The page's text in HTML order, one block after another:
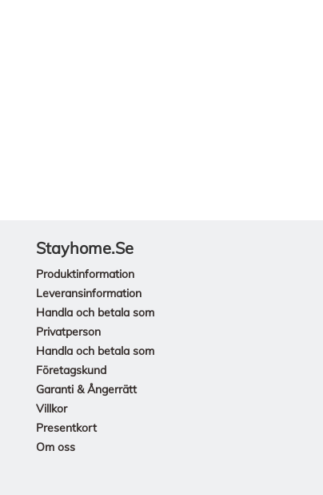
Stayhome.se
Produktinformation
Leveransinformation
Handla och betala som
Privatperson
Handla och betala som
Företagskund
Garanti & Ångerrätt
Villkor
Presentkort
Om oss